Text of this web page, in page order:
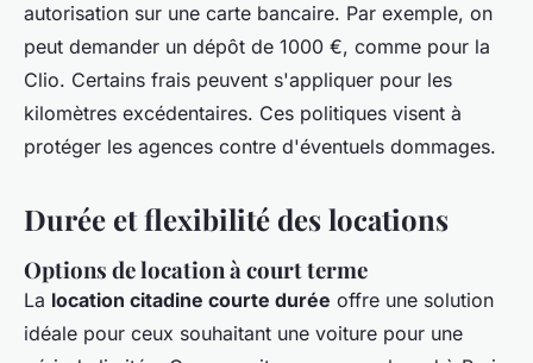
autorisation sur une carte bancaire. Par exemple, on
peut demander un dépôt de 1000 €, comme pour la
Clio. Certains frais peuvent s'appliquer pour les
kilomètres excédentaires. Ces politiques visent à
protéger les agences contre d'éventuels dommages.
Durée et flexibilité des locations
Options de location à court terme
La location citadine courte durée offre une solution
idéale pour ceux souhaitant une voiture pour une